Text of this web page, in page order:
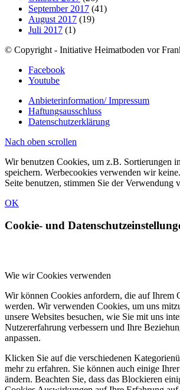
September 2017 (41)
August 2017 (19)
Juli 2017 (1)
© Copyright - Initiative Heimatboden vor
Facebook
Youtube
Anbieterinformation/ Impressum
Haftungsausschluss
Datenschutzerklärung
Nach oben scrollen
Wir benutzen Cookies, um z.B. Sortierungen
speichern. Werbecookies verwenden wir
Seite benutzen, stimmen Sie der Verwendung
OK
Cookie- und
Wie wir Cookies verwenden
Wir können Cookies anfordern, die auf Ihrem
werden. Wir verwenden Cookies, um uns
unsere Websites besuchen, wie Sie mit uns
Nutzererfahrung verbessern und Ihre
anpassen.
Klicken Sie auf die verschiedenen
mehr zu erfahren. Sie können auch einige
ändern. Beachten Sie, dass das Blockieren